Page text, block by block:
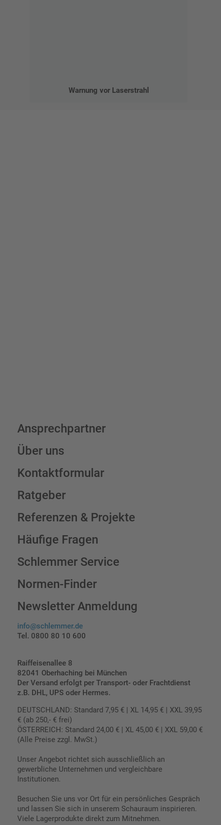
Warnung vor Laserstrahl
Ansprechpartner
Über uns
Kontaktformular
Ratgeber
Referenzen & Projekte
Häufige Fragen
Schlemmer Service
Normen-Finder
Newsletter Anmeldung
info@schlemmer.de
Tel. 0800 80 10 600
Raiffeisenallee 8
82041 Oberhaching bei München
Der Versand erfolgt per Transport- oder Frachtdienst
z.B. DHL, UPS oder Hermes.
DEUTSCHLAND: Standard 7,95 € | XL 14,95 € | XXL 39,95
€ (ab 250,- € frei)
ÖSTERREICH: Standard 24,00 € | XL 45,00 € | XXL 59,00 €
(Alle Preise zzgl. MwSt.)
Unser Angebot richtet sich ausschließlich an
gewerbliche Unternehmen und vergleichbare
Institutionen.
Besuchen Sie uns vor Ort für ein persönliches Gespräch
und lassen Sie sich in unserem Schauraum inspirieren.
Viele Lagerprodukte direkt zum Mitnehmen.